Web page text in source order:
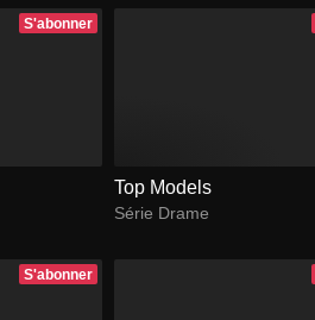
S'abonner
Top Models
Série Drame
S'abonner